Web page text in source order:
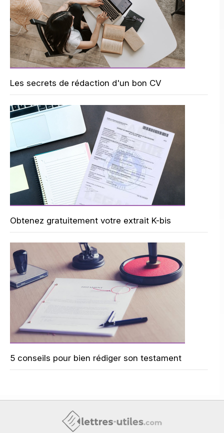
Les secrets de rédaction d'un bon CV
Obtenez gratuitement votre extrait K-bis
5 conseils pour bien rédiger son testament